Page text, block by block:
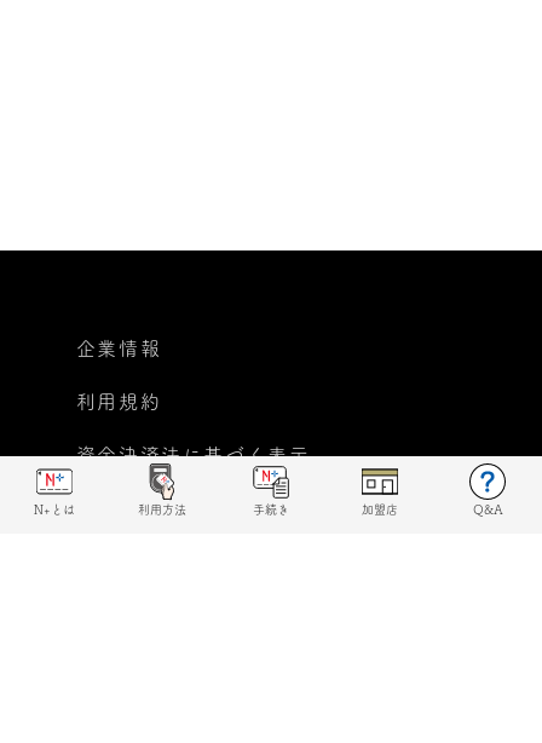
企業情報
利用規約
資金決済法に基づく表示
個人情報保護方針
N+とは 利用方法 手続き 加盟店 Q&A